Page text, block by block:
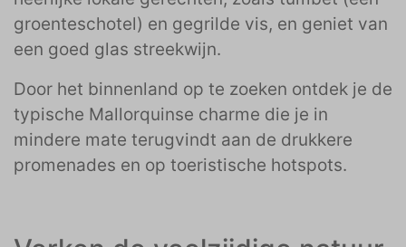
groenteschotel) en gegrilde vis, en geniet van
een goed glas streekwijn.
Door het binnenland op te zoeken ontdek je de
typische Mallorquinse charme die je in
mindere mate terugvindt aan de drukkere
promenades en op toeristische hotspots.